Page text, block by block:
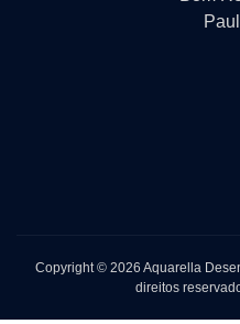
Copyright © 2026 Aquarella
direitos